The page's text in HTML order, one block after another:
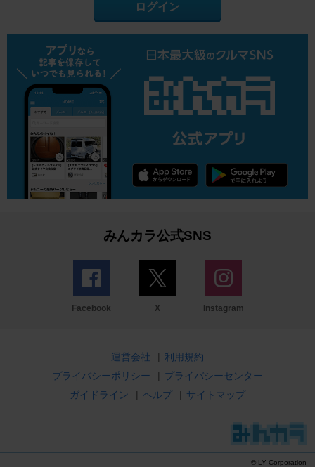
ログイン
みんカラ公式SNS
Facebook X Instagram
運営会社 | 利用規約
プライバシーポリシー
| プライバシーセンター
ガイドライン
| ヘルプ | サイトマップ
© LY Corporation